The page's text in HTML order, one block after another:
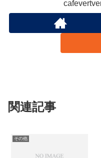
関連記事
その他